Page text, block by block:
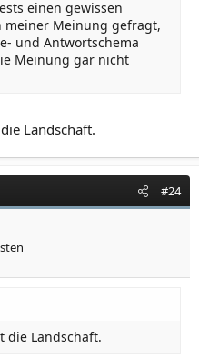
einen gewissen
meiner Meinung gefragt,
und Antwortschema
Meinung gar nicht
Landschaft.
#24
die Landschaft.